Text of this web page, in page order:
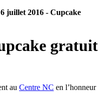
6 juillet 2016 - Cupcake
gratuit
au Centre NC en l’honneur